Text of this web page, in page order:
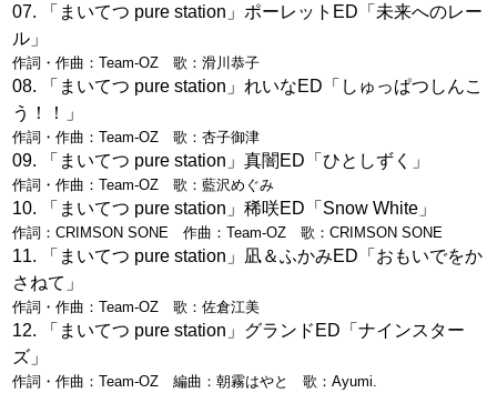
「まいてつ pure station」ポーレットED「未来へのレー
ル」
作詞・作曲：Team-OZ 歌：滑川恭子
「まいてつ pure station」れいなED「しゅっぱつしんこ
う！！」
作詞・作曲：Team-OZ 歌：杏子御津
「まいてつ pure station」真闇ED「ひとしずく」
作詞・作曲：Team-OZ 歌：藍沢めぐみ
「まいてつ pure station」稀咲ED「Snow White」
作詞：CRIMSON SONE 作曲：Team-OZ 歌：CRIMSON SONE
「まいてつ pure station」凪＆ふかみED「おもいでをか
さねて」
作詞・作曲：Team-OZ 歌：佐倉江美
「まいてつ pure station」グランドED「ナインスター
ズ」
作詞・作曲：Team-OZ 編曲：朝霧はやと 歌：Ayumi.